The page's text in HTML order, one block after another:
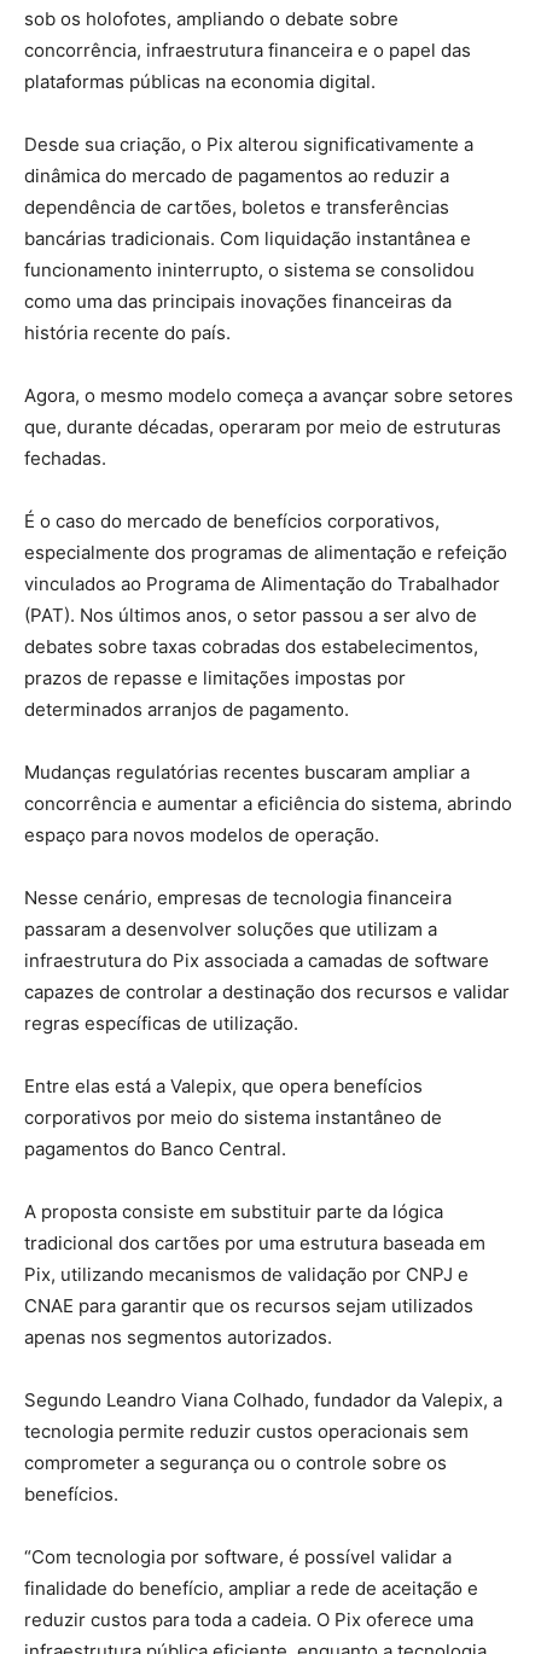
sob os holofotes, ampliando o debate sobre
concorrência, infraestrutura financeira e o papel das
plataformas públicas na economia digital.
Desde sua criação, o Pix alterou significativamente a
dinâmica do mercado de pagamentos ao reduzir a
dependência de cartões, boletos e transferências
bancárias tradicionais. Com liquidação instantânea e
funcionamento ininterrupto, o sistema se consolidou
como uma das principais inovações financeiras da
história recente do país.
Agora, o mesmo modelo começa a avançar sobre setores
que, durante décadas, operaram por meio de estruturas
fechadas.
É o caso do mercado de benefícios corporativos,
especialmente dos programas de alimentação e refeição
vinculados ao Programa de Alimentação do Trabalhador
(PAT). Nos últimos anos, o setor passou a ser alvo de
debates sobre taxas cobradas dos estabelecimentos,
prazos de repasse e limitações impostas por
determinados arranjos de pagamento.
Mudanças regulatórias recentes buscaram ampliar a
concorrência e aumentar a eficiência do sistema, abrindo
espaço para novos modelos de operação.
Nesse cenário, empresas de tecnologia financeira
passaram a desenvolver soluções que utilizam a
infraestrutura do Pix associada a camadas de software
capazes de controlar a destinação dos recursos e validar
regras específicas de utilização.
Entre elas está a Valepix, que opera benefícios
corporativos por meio do sistema instantâneo de
pagamentos do Banco Central.
A proposta consiste em substituir parte da lógica
tradicional dos cartões por uma estrutura baseada em
Pix, utilizando mecanismos de validação por CNPJ e
CNAE para garantir que os recursos sejam utilizados
apenas nos segmentos autorizados.
Segundo Leandro Viana Colhado, fundador da Valepix, a
tecnologia permite reduzir custos operacionais sem
comprometer a segurança ou o controle sobre os
benefícios.
“Com tecnologia por software, é possível validar a
finalidade do benefício, ampliar a rede de aceitação e
reduzir custos para toda a cadeia. O Pix oferece uma